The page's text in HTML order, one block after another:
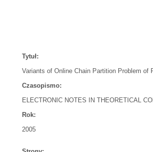
Tytuł:
Variants of Online Chain Partition Problem of
Czasopismo:
ELECTRONIC NOTES IN THEORETICAL
Rok:
2005